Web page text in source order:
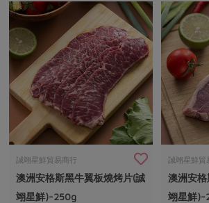
奶蛋豆・五穀
蛋 乳製品
豆製品 米麵雜糧
肉品・水產
水畜加工品
麵食
肉食
海鮮
常備菜
蔬食
蛋料理
料理方式
把最好的台灣味帶回家！
防災用品預購圓滿結束
2026年端午節預購圓滿結束
更多預購活動
當季產品
合作25-經典快閃最後一週
合作25-精選產品第四彈
觀點文章
主婦食堂 一籃菜真心話
社內大小事 合作聯合國
產品故事 生活提案
樂齡生活 親子食育
廚房瑜伽
關注議題
關於合作社
認識合作社
關於我們
合作社組織
員工與求才
產品檢驗
重要公告
誠翊星鮮貿易商行
澳洲安格斯黑牛翼板燒烤片(誠
翊星鮮)-250g
誠翊星鮮貿
澳洲安
翊星鮮)-